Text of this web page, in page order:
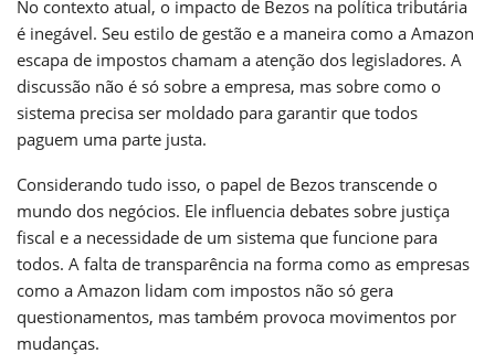
No contexto atual, o impacto de Bezos na política tributária
é inegável. Seu estilo de gestão e a maneira como a Amazon
escapa de impostos chamam a atenção dos legisladores. A
discussão não é só sobre a empresa, mas sobre como o
sistema precisa ser moldado para garantir que todos
paguem uma parte justa.
Considerando tudo isso, o papel de Bezos transcende o
mundo dos negócios. Ele influencia debates sobre justiça
fiscal e a necessidade de um sistema que funcione para
todos. A falta de transparência na forma como as empresas
como a Amazon lidam com impostos não só gera
questionamentos, mas também provoca movimentos por
mudanças.